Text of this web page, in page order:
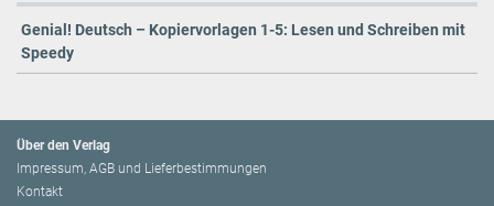
Genial! Deutsch – Kopiervorlagen 1-5: Lesen und Schreiben mit
Speedy
Über den Verlag
Impressum, AGB und Lieferbestimmungen
Kontakt